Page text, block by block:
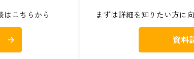
はこちらから
arrow_forward
まずは詳細を知りたい方に
資料